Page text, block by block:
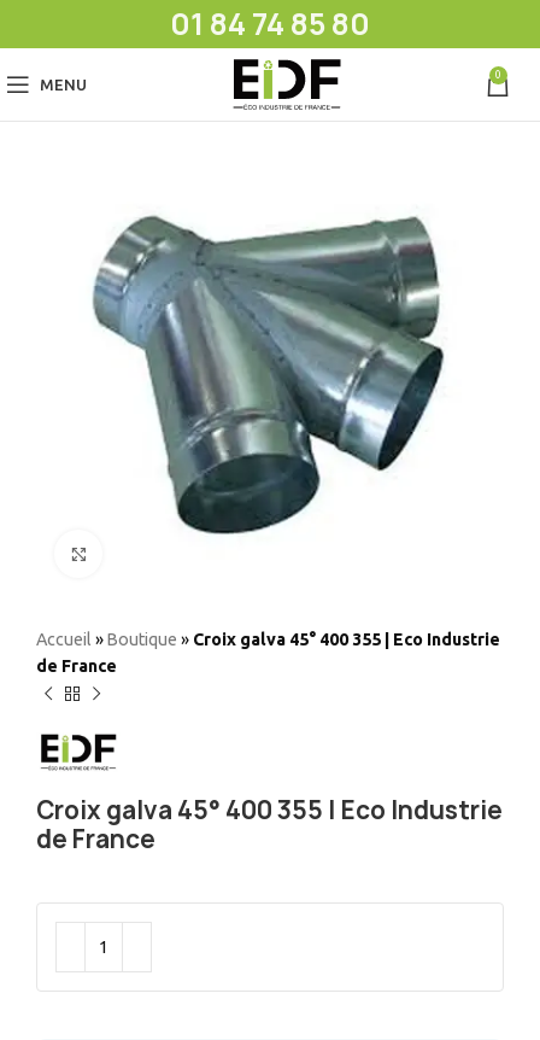
01 84 74 85 80
MENU
0
Accueil »Boutique » Croix galva 45° 400 355 | Eco Industrie
de France
Croix galva 45° 400 355 | Eco Industrie
de France